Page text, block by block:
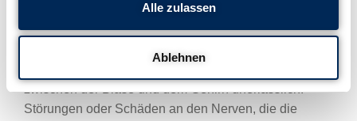
Alle zulassen
Ablehnen
Harndrang und unkontrolliertem Harnverlust führen.
zwischen der Blase und dem Gehirn unerlässlich.
Störungen oder Schäden an den Nerven, die die